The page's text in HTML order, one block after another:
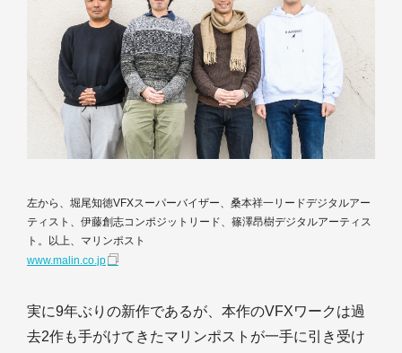
左から、堀尾知徳VFXスーパーバイザー、桑本祥一リードデジタルアー
ティスト、伊藤創志コンポジットリード、篠澤昂樹デジタルアーティス
ト。以上、マリンポスト
www.malin.co.jp
実に9年ぶりの新作であるが、本作のVFXワークは過
去2作も手がけてきたマリンポストが一手に引き受け